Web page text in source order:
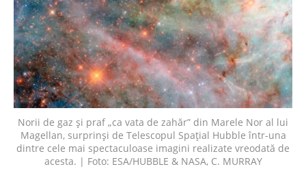
Norii de gaz și praf „ca vata de zahăr” din Marele Nor al lui
Magellan, surprinși de Telescopul Spațial Hubble într-una
dintre cele mai spectaculoase imagini realizate vreodată de
acesta. | Foto: ESA/HUBBLE & NASA, C. MURRAY